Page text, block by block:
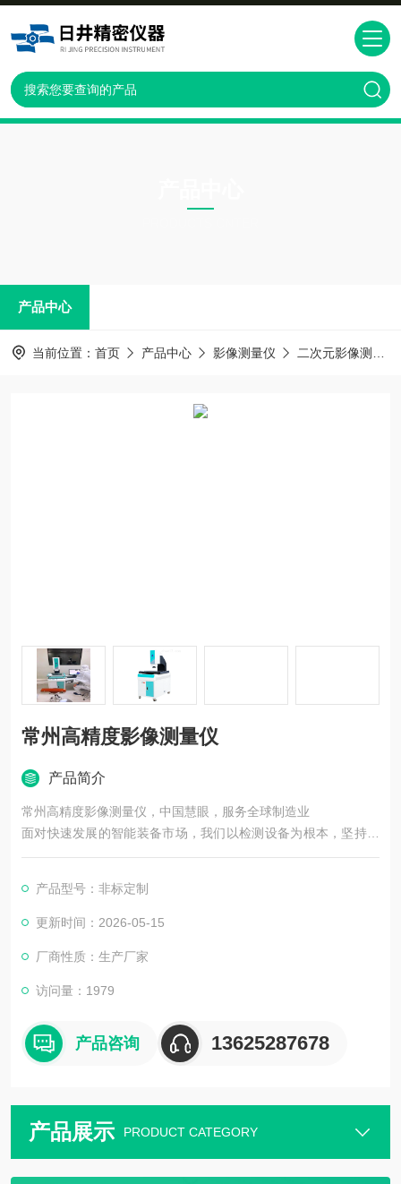
产品中心
当前位置： 首页 产品中心 影像测量仪 二次元影像测量仪
常州高精度影像测量仪
产品简介
常州高精度影像测量仪，中国慧眼，服务全球制造业
面对快速发展的智能装备市场，我们以检测设备为根本，坚持机
器视觉领域，以技术为主导。在实现工业智能中国梦的道路上前
产品型号：非标定制
更新时间：2026-05-15
厂商性质：生产厂家
访问量：1979
产品咨询 13625287678
产品展示 PRODUCT CATEGORY